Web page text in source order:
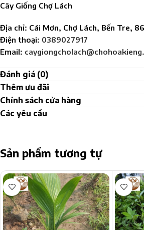
Cây Giống Chợ Lách
Địa chỉ: Cái Mơn, Chợ Lách, Bến Tre,
Điện thoại: 0389027917
Email:
Đánh giá (0)
Thêm ưu đãi
Chính sách cửa hàng
Các yêu cầu
Sản phẩm tương tự